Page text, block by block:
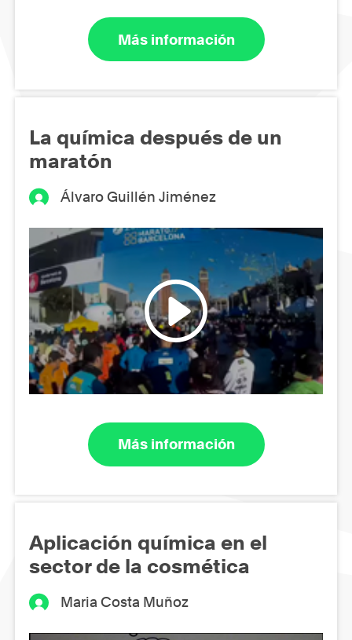
Más información
La química después de un
maratón
Álvaro Guillén Jiménez
Más información
Aplicación química en el
sector de la cosmética
Maria Costa Muñoz